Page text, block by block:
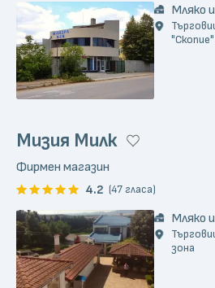
Мляко
Мизия Милк
Фирмен магазин
4.2 (47 гласа)
Мляко
зона